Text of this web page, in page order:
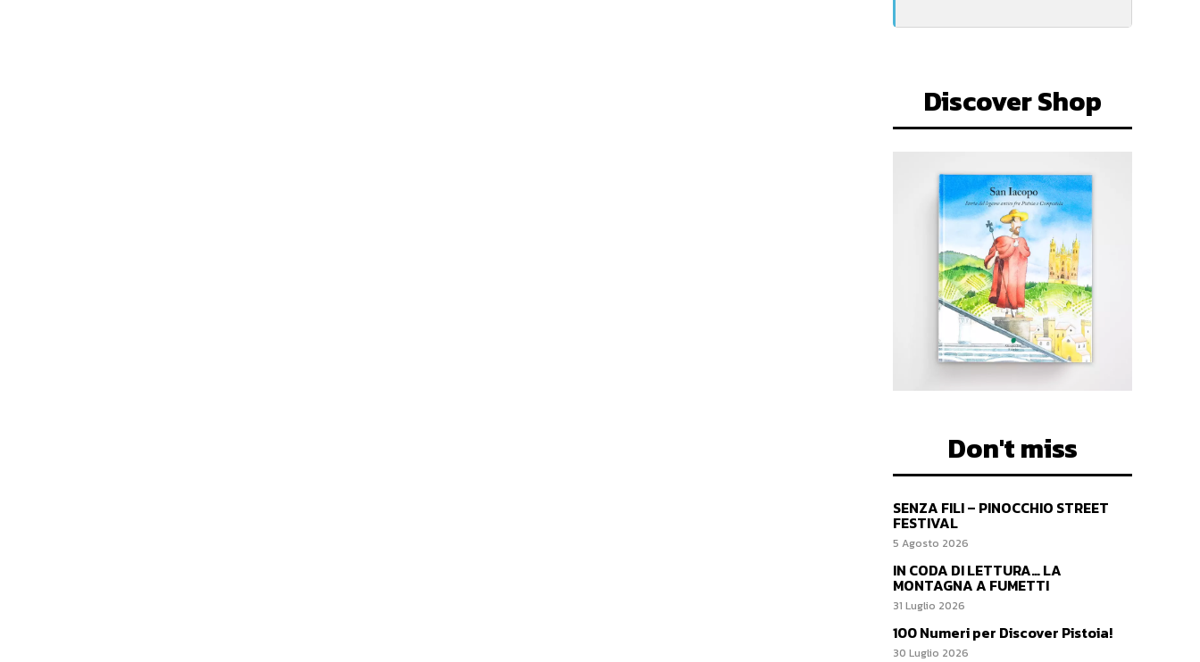
Discover Shop
Don't miss
SENZA FILI – PINOCCHIO STREET
FESTIVAL
5 Agosto 2026
IN CODA DI LETTURA… LA
MONTAGNA A FUMETTI
31 Luglio 2026
100 Numeri per Discover Pistoia!
30 Luglio 2026